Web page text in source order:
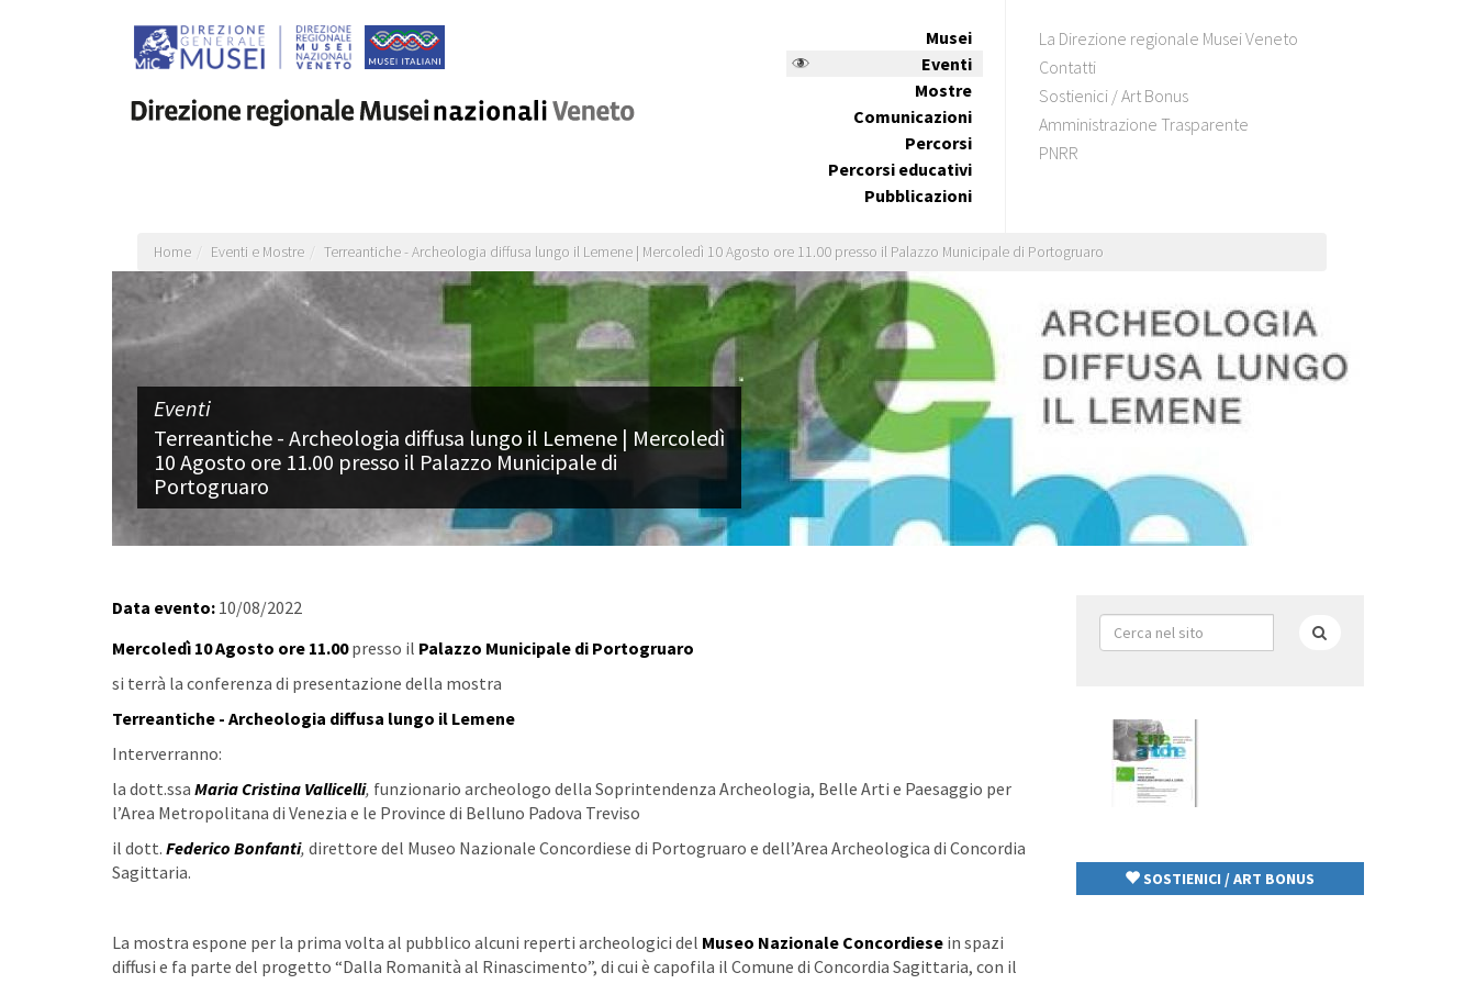
Musei
Eventi
Mostre
Comunicazioni
Percorsi
Percorsi educativi
Pubblicazioni
La Direzione regionale Musei Veneto
Contatti
Sostienici / Art Bonus
Amministrazione Trasparente
PNRR
Home Eventi e Mostre Terreantiche - Archeologia diffusa lungo il Lemene | Mercoledì 10 Agosto ore 11.00 presso il Palazzo Municipale di Portogruaro
Eventi
Terreantiche - Archeologia diffusa lungo il Lemene | Mercoledì
10 Agosto ore 11.00 presso il Palazzo Municipale di
Portogruaro
Data evento: 10/08/2022
Mercoledì 10 Agosto ore 11.00presso il Palazzo Municipale di Portogruaro
si terrà la conferenza di presentazione della mostra
Terreantiche - Archeologia diffusa lungo il Lemene
Interverranno:
la dott.ssa Maria Cristina Vallicelli, funzionario archeologo della Soprintendenza Archeologia, Belle Arti e Paesaggio per
l’Area Metropolitana di Venezia e le Province di Belluno Padova Treviso
il dott. Federico Bonfanti, direttore del Museo Nazionale Concordiese di Portogruaro e dell’Area Archeologica di Concordia
Sagittaria.
La mostra espone per la prima volta al pubblico alcuni reperti archeologici del Museo Nazionale Concordiese in spazi
diffusi e fa parte del progetto “Dalla Romanità al Rinascimento”, di cui è capofila il Comune di Concordia Sagittaria, con il
Form
di
SOSTIENICI / ART BONUS